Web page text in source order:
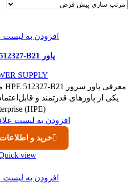
افزودن به لیست
پاور HPE 512327-B21
SUPPLY
(HPE)
افزودن به لیست
خرید و اطلاعات
view
افزودن به لیست